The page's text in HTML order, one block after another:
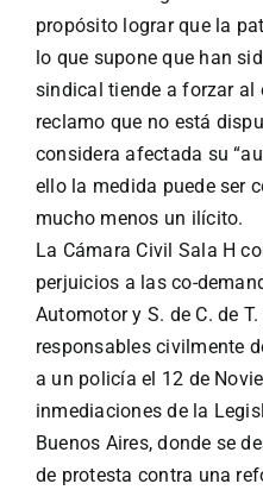
propósito lograr que la
lo que supone que han
sindical tiende a forzar al
reclamo que no está
considera afectada su
ello la medida puede ser
mucho menos un ilícito.
La Cámara Civil Sala H
perjuicios a las co-
Automotor y S. de C. de
responsables civilmente
a un policía el 12 de
inmediaciones de la
Buenos Aires, donde se
de protesta contra una